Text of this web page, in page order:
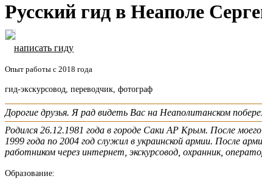
Русский гид в Неаполе
написать гиду
Опыт работы с 2018 года
гид-экскурсовод, переводчик, фотограф
Дорогие друзья. Я рад видеть Вас на Неаполитанском
Родился 26.12.1981 года в городе Саки АР Крым. После
1999 года по 2004 год служил в украинской армии. После
работником через интернет, экскурсовод, охранник,
Образование: